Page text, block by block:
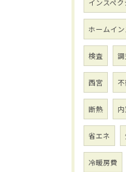
インスペ
ホームイ
検査 調
西宮
断熱
省エネ
冷暖房費